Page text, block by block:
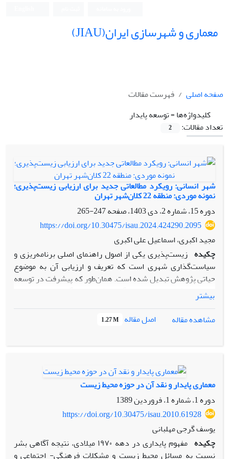
معماری و شهرسازی ایران(JIAU)
صفحه اصلی
فهرست مقالات
کلیدواژه‌ها =توسعه پایدار
تعداد مقالات:
2
شهر انسانی: رویکرد مطالعاتی جدید برای ارزیابی زیست‌پذیری؛
نمونه موردی: منطقه 22 کلان‌شهر تهران
دوره 15، شماره 2، دی 1403، صفحه
247-265
https://doi.org/10.30475/isau.2024.424290.2095
مجید اکبری، اسماعیل علی اکبری
چکیده زیست‌پذیری یکی از اصول راهنمای اصلی برنامه‌ریزی و
سیاست‌گذاری شهری است که تعریف و ارزیابی آن به موضوع
حیاتی پژوهش تبدیل شده است. همان‌طور که پیشرفت در توسعه
اجتماعی-اقتصادی شتاب می‌گیرد، شرایط زندگی در مقیاس خرد
نیاز به توجه فوری بیشتری دارد. تاریخ نسبتاً کوتاه مطالعات انجام
شده در رابطه با زیست‌پذیری جوامع شهری نشان می‌دهد این
مفهوم به علت گستره معنایی قابلیت این را دارد که با رویکردهای
رویکرد شهر انسانی انجام گرفته است. نوشتار حاضر از ازنظر
هدف کاربردی و از حیث روش بررسی توصیفی- تحلیلی است.
داده‌ها و اطلاعات موردنیاز پژوهش، به دو روش اسنادی
(کتابخانه‌ای) و میدانی (پرسشنامه) گردآوری ‌شده است. نتایج
متوسط است و محله‌ها از لحاظ زیست‌پذیری با رویکرد شهر انسانی
در شرایط یکسان و همگونی قرار ندارند. در این بین، محله‌‌های
دریاچه شهدای خلیج فارس، گلستان و زیبادشت به ترتیب با کسب
بیشتر
مشاهده مقاله
اصل مقاله 1.27 M
معماری پایدار و نقد آن در حوزه محیط زیست
دوره 1، شماره 1، فروردین 1389
https://doi.org/10.30475/isau.2010.61928
یوسف گرجی مهلبانی
چکیده
مفهوم پایداری در دهه ۱۹۷۰ میلادی، نتیجه آگاهی بشر
نسبت به مسائل محیط زیست و مشکلات فرهنگی- اجتماعی و